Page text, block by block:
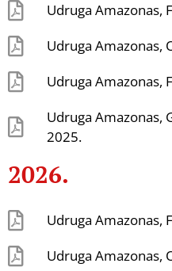
Udruga Amazonas,
Udruga Amazonas,
Udruga Amazonas,
Udruga Amazonas,
2025.
2026.
Udruga Amazonas,
Udruga Amazonas,